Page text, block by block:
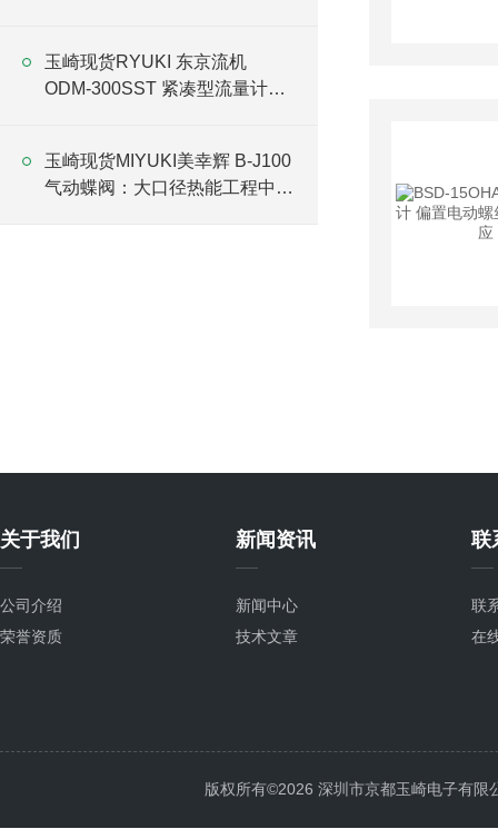
玉崎现货RYUKI 东京流机
ODM-300SST 紧凑型流量计信
玉崎现货MIYUKI美幸辉 B-J100
气动蝶阀：大口径热能工程中的
关于我们
公司介绍
荣誉资质
新闻资讯
新闻中心
技术文章
联
联
在
版权所有©2026 深圳市京都玉崎电子有